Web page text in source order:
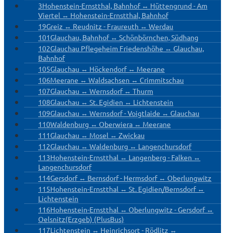
3Hohenstein-Ernstthal, Bahnhof ↔ Hüttengrund - Am
Viertel ↔ Hohenstein-Ernstthal, Bahnhof
19Greiz ↔ Reudnitz - Fraureuth ↔ Werdau
101Glauchau, Bahnhof ↔ Schönbörnchen, Südhang
102Glauchau Pflegeheim Friedenshöhe ↔ Glauchau,
Bahnhof
105Glauchau ↔ Höckendorf ↔ Meerane
106Meerane ↔ Waldsachsen ↔ Crimmitschau
107Glauchau ↔ Wernsdorf ↔ Thurm
108Glauchau ↔ St. Egidien ↔ Lichtenstein
109Glauchau ↔ Wernsdorf - Voigtlaide ↔ Glauchau
110Waldenburg ↔ Oberwiera ↔ Meerane
111Glauchau ↔ Mosel ↔ Zwickau
112Glauchau ↔ Waldenburg ↔ Langenchursdorf
113Hohenstein-Ernstthal ↔ Langenberg - Falken ↔
Langenchursdorf
114Gersdorf ↔ Bernsdorf - Hermsdorf ↔ Oberlungwitz
115Hohenstein-Ernstthal ↔ St. Egidien/Bernsdorf ↔
Lichtenstein
116Hohenstein-Ernstthal ↔ Oberlungwitz - Gersdorf ↔
Oelsnitz(Erzgeb) (PlusBus)
117Lichtenstein ↔ Heinrichsort - Rödlitz ↔